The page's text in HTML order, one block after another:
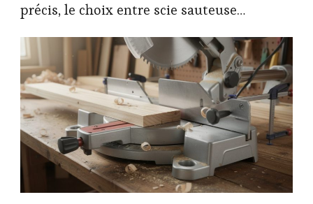
précis, le choix entre scie sauteuse…